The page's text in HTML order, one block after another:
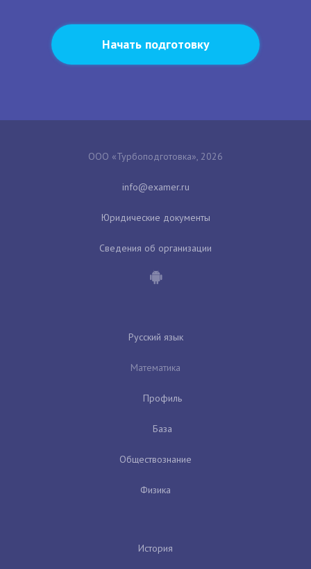
Начать подготовку
ООО «Турбоподготовка», 2026
Юридические документы
Сведения об организации
Русский язык
Математика
Профиль
База
Обществознание
Физика
История